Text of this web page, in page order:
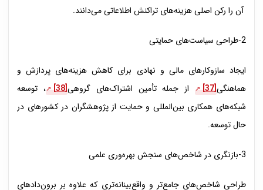
آن را رکن اصلی هزینه‌های تراکنش اطلاعاتی می‌دانند.
2-طراحی سیاست‌های حمایتی
ایجاد سازوکار‌های مالی و نهادی برای کاهش هزینه‌های پردازش و
هماهنگی[37] از جمله تأمین اشتراک‌های گروهی[38]
، توسعه
شبکه‌های همکاری بین‌المللی و حمایت از پژوهشگران در کشورهای در
حال توسعه.
3-بازنگری در شاخص‌های سنجش بهره‌وری علمی
طراحی شاخص‌های جامع‌تر و واقع‌بینانه‌تری که علاوه بر برون‌دادهای